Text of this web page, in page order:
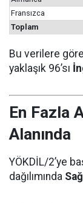
Fransızca
Toplam
Bu verilere
yaklaşık 96’sı
En Fazla
Alanında
YÖKDİL/2’ye
dağılımında